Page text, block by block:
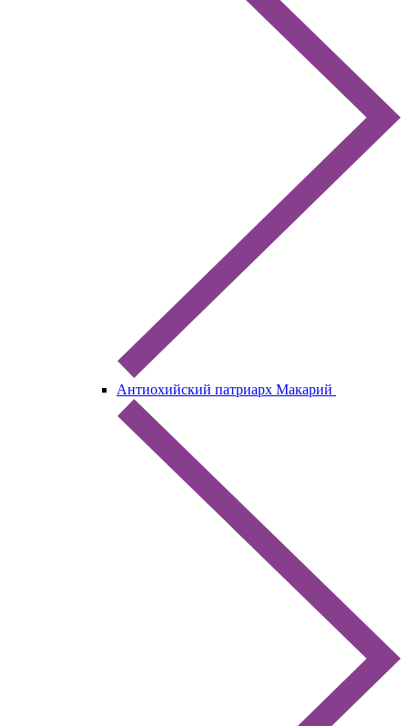
Антиохийский патриарх Макарий